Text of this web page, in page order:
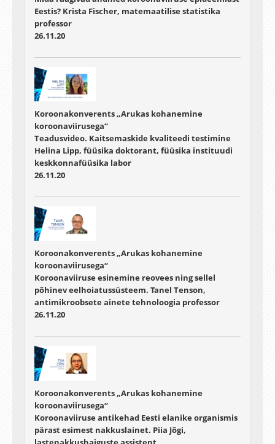
Eestis? Krista Fischer, matemaatilise statistika
professor
26.11.20
Koroonakonverents „Arukas kohanemine
koroonaviirusega“
Teadusvideo. Kaitsemaskide kvaliteedi testimine
Helina Lipp, füüsika doktorant, füüsika instituudi
keskkonnafüüsika labor
26.11.20
Koroonakonverents „Arukas kohanemine
koroonaviirusega“
Koroonaviiruse esinemine reovees ning sellel
põhinev eelhoiatussüsteem. Tanel Tenson,
antimikroobsete ainete tehnoloogia professor
26.11.20
Koroonakonverents „Arukas kohanemine
koroonaviirusega“
Koroonaviiruse antikehad Eesti elanike organismis
pärast esimest nakkuslainet. Piia Jõgi,